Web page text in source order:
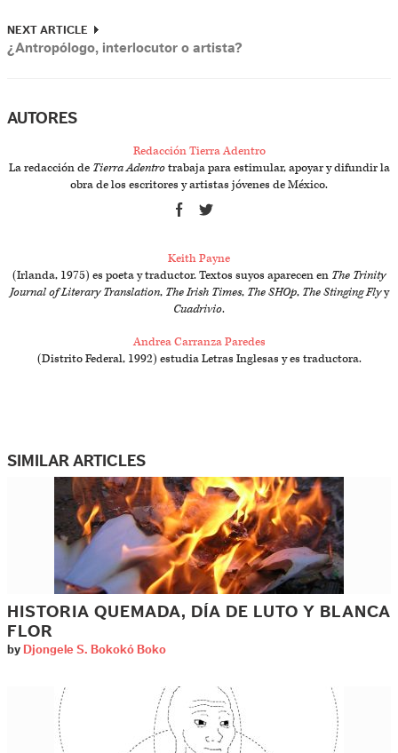
NEXT ARTICLE
¿Antropólogo, interlocutor o artista?
AUTORES
Redacción Tierra Adentro
La redacción de Tierra Adentrotrabaja para estimular, apoyar y difundir la
obra de los escritores y artistas jóvenes de México.
Keith Payne
(Irlanda, 1975) es poeta y traductor. Textos suyos aparecen en The Trinity
Journal of Literary Translation, The Irish Times, The SHOp, The Stinging Flyy
Cuadrivio.
Andrea Carranza Paredes
(Distrito Federal, 1992) estudia Letras Inglesas y es traductora.
SIMILAR ARTICLES
HISTORIA QUEMADA, DÍA DE LUTO Y BLANCA
FLOR
by Djongele S. Bokokó Boko